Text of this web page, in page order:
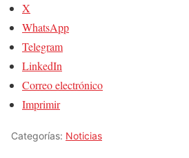
X
WhatsApp
Telegram
LinkedIn
Correo electrónico
Imprimir
Categorías: Noticias